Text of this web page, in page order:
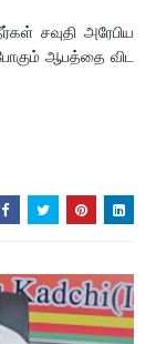
சவுதி அரேபிய
ஆபத்தை விட